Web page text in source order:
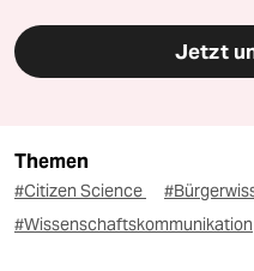
Jetzt
Themen
#Citizen Science
#Wissenschaftskommunikation